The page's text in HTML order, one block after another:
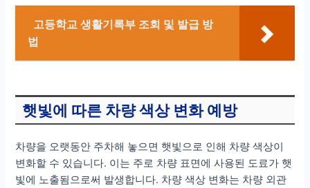
고등학교 생활기록부 조회 및 발급 방
법
햇빛에 따른 차량 색상 변화 예방
차량을 오랫동안 주차해 놓으면 햇빛으로 인해 차량 색상이
변화할 수 있습니다. 이는 주로 차량 표면에 사용된 도료가 햇
빛에 노출됨으로써 발생합니다. 차량 색상 변화는 차량 외관